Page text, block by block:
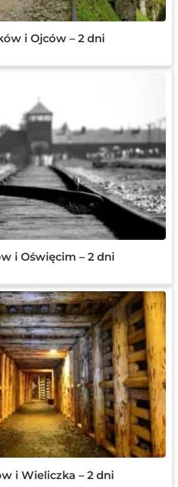
i Ojców – 2 dni
i Oświęcim – 2 dni
i Wieliczka – 2 dni